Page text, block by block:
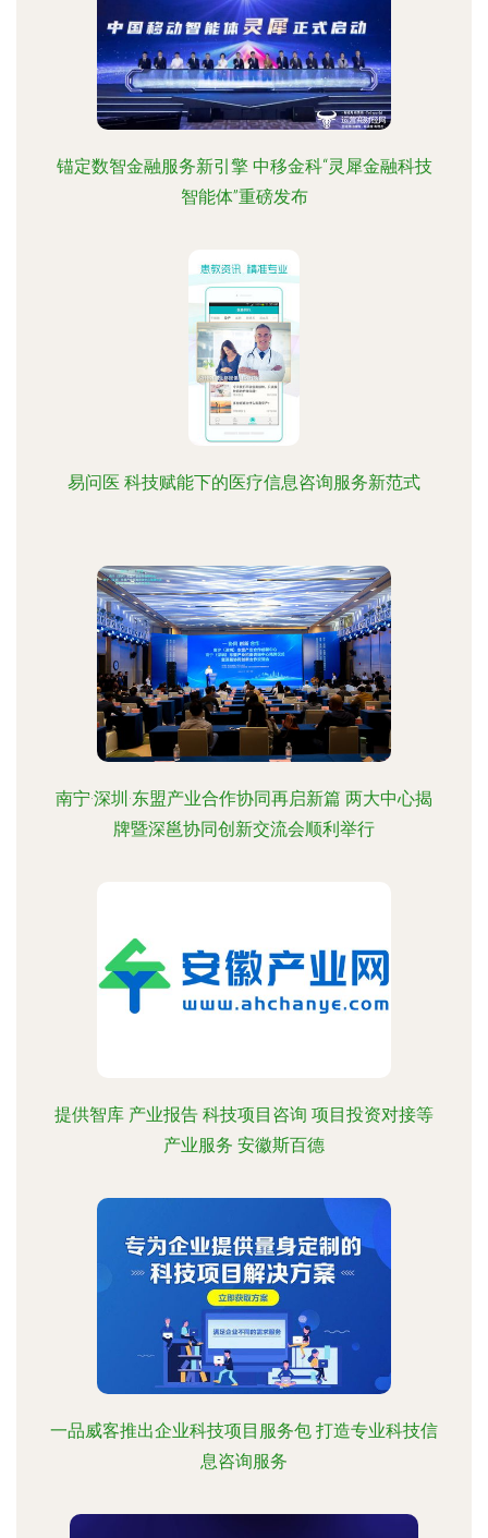
锚定数智金融服务新引擎 中移金科“灵犀金融科技
智能体”重磅发布
易问医 科技赋能下的医疗信息咨询服务新范式
南宁·深圳·东盟产业合作协同再启新篇 两大中心揭
牌暨深邕协同创新交流会顺利举行
提供智库 产业报告 科技项目咨询 项目投资对接等
产业服务 安徽斯百德
一品威客推出企业科技项目服务包 打造专业科技信
息咨询服务